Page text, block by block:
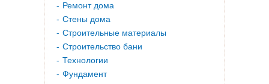
Ремонт дома
Стены дома
Строительные материалы
Строительство бани
Технологии
Фундамент